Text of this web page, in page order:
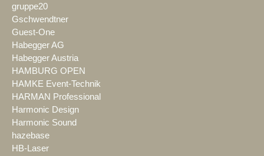
gruppe20
Gschwendtner
Guest-One
Habegger AG
Habegger Austria
HAMBURG OPEN
HAMKE Event-Technik
HARMAN Professional
Harmonic Design
Harmonic Sound
hazebase
HB-Laser